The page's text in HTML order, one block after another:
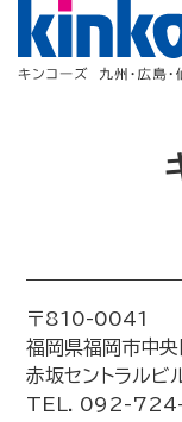
〒810-0041
福岡県福岡市中
赤坂セントラルビ
TEL. 092-